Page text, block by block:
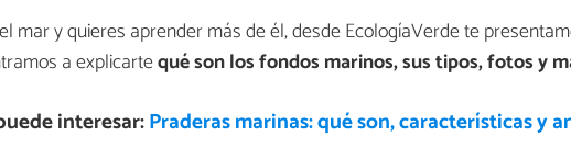
mar y quieres aprender más de él, desde EcologíaVerde te
a explicartequé son los fondos marinos, sus tipos, fotos y
interesar:Praderas marinas: qué son, características y